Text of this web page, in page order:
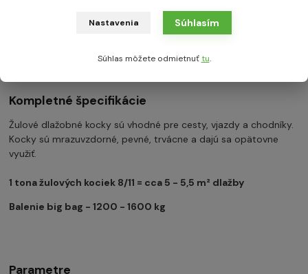
Kompletné špecifikácie
Žulové dlažobné kocky sú vhodné pre cesty, vjazdy a chodníky.
Kocky sú mrazuvzdorné, pevné, trvácne a dajú sa opätovne
využiť.
1 tona žulových kociek 8/11 = cca 5 - 5,5 m² dlažby
Balenie big bag - 1200 - 1600 kg
Parametre
Nastavenia Súhlasím
Súhlas môžete odmietnuťtu.